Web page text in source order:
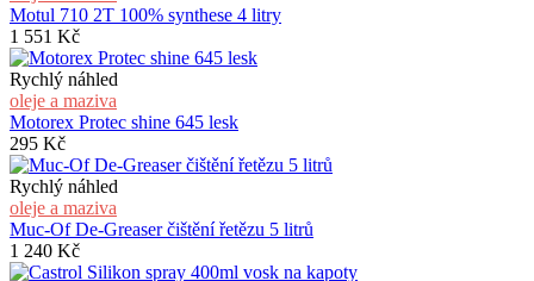
Motul 710 2T 100% synthese 4 litry
1 551 Kč
Rychlý náhled
oleje a maziva
Motorex Protec shine 645 lesk
295 Kč
Rychlý náhled
oleje a maziva
Muc-Of De-Greaser čištění řetězu 5 litrů
1 240 Kč